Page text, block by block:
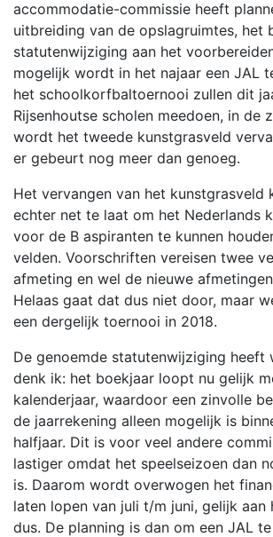
accommodatie-commissie heeft
uitbreiding van de opslagruimtes, het
statutenwijziging aan het
mogelijk wordt in het najaar een JAL
het schoolkorfbaltoernooi zullen dit
Rijsenhoutse scholen meedoen, in de
wordt het tweede kunstgrasveld
er gebeurt nog meer dan genoeg.
Het vervangen van het kunstgrasveld
echter net te laat om het Nederlands
voor de B aspiranten te kunnen
velden. Voorschriften vereisen twee
afmeting en wel de nieuwe
Helaas gaat dat dus niet door, maar
een dergelijk toernooi in 2018.
De genoemde statutenwijziging heeft
denk ik: het boekjaar loopt nu gelijk
kalenderjaar, waardoor een zinvolle
de jaarrekening alleen mogelijk is
halfjaar. Dit is voor veel andere
lastiger omdat het speelseizoen dan
is. Daarom wordt overwogen het
laten lopen van juli t/m juni, gelijk aan
dus. De planning is dan om een JAL